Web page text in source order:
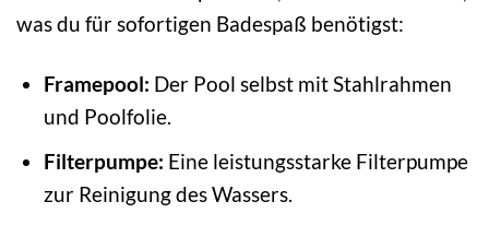
was du für sofortigen Badespaß benötigst:
Framepool: Der Pool selbst mit Stahlrahmen
und Poolfolie.
Filterpumpe: Eine leistungsstarke Filterpumpe
zur Reinigung des Wassers.